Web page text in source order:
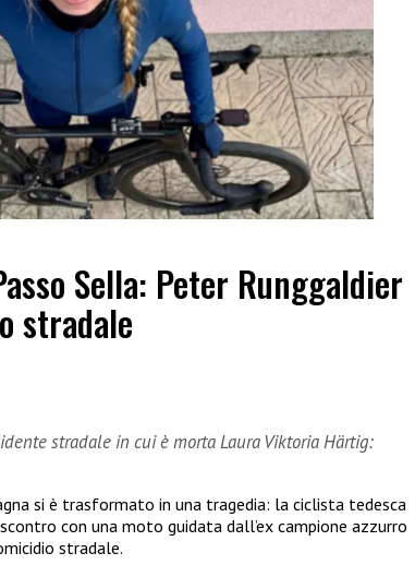
Sella: Peter Runggaldier
stradale
stradale in cui è morta Laura Viktoria Härtig:
si è trasformato in una tragedia: la ciclista tedesca
con una moto guidata dall’ex campione azzurro
stradale.